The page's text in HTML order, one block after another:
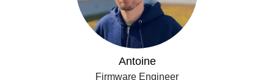
Antoine
Firmware Engineer